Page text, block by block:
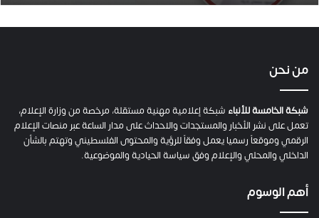
من نحن
شبكة الخامسة للأنباء شبكة إعلامية مهنية مستقلة، مرخصة من وزارة الإعلام،
تعمل على نشر الأخبار والمستجدات والاحداث على مدار الساعة عبر منصات الإعلام
الرقمي وموقعاً رسميا يعمل وفقاً للرؤية والمحتوى الفلسطيني وتهتم بالشأن
الداخلي والمحلي والإعلام وفق سياسة الحيادية والموضوعية.
أهم الوسوم